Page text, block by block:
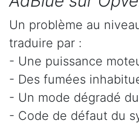
Un problème au
traduire par :
- Une puissance
- Des fumées
- Un mode dégradé
- Code de défaut du